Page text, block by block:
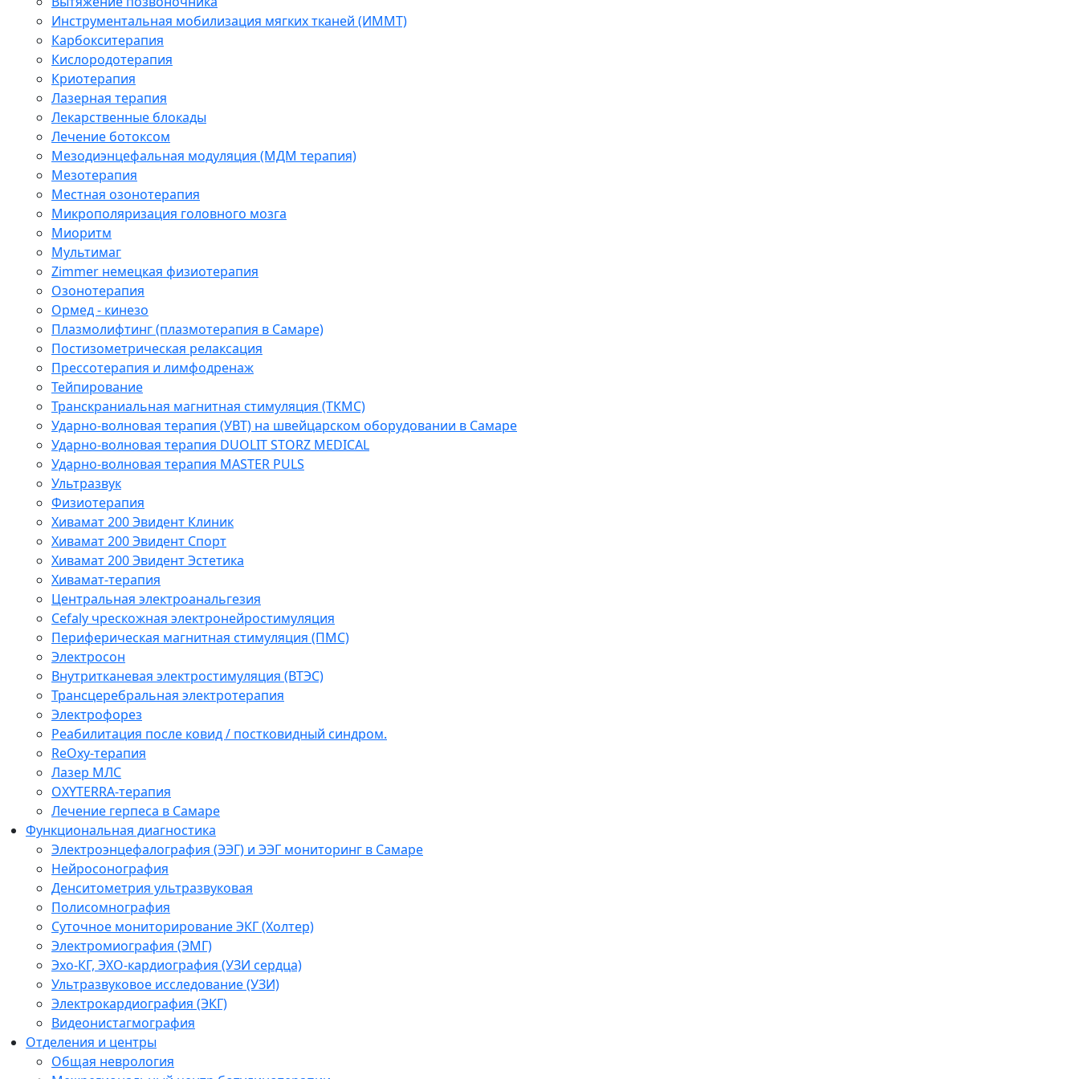
Инструментальная мобилизация мягких тканей (ИММТ)
Карбокситерапия
Кислородотерапия
Криотерапия
Лазерная терапия
Лекарственные блокады
Лечение ботоксом
Мезодиэнцефальная модуляция (МДМ терапия)
Мезотерапия
Местная озонотерапия
Микрополяризация головного мозга
Миоритм
Мультимаг
Zimmer немецкая физиотерапия
Озонотерапия
Ормед - кинезо
Плазмолифтинг (плазмотерапия в Самаре)
Постизометрическая релаксация
Прессотерапия и лимфодренаж
Тейпирование
Транскраниальная магнитная стимуляция (ТКМС)
Ударно-волновая терапия (УВТ) на швейцарском оборудовании в Самаре
Ударно-волновая терапия DUOLIT STORZ MEDICAL
Ударно-волновая терапия MASTER PULS
Ультразвук
Физиотерапия
Хивамат 200 Эвидент Клиник
Хивамат 200 Эвидент Спорт
Хивамат 200 Эвидент Эстетика
Хивамат-терапия
Центральная электроанальгезия
Cefaly чреcкожная электронейростимуляция
Периферическая магнитная стимуляция (ПМС)
Электросон
Внутритканевая электростимуляция (ВТЭС)
Трансцеребральная электротерапия
Электрофорез
Реабилитация после ковид / постковидный синдром.
ReOxy-терапия
Лазер МЛС
OXYTERRA-терапия
Лечение герпеса в Самаре
Функциональная диагностика
Электроэнцефалография (ЭЭГ) и ЭЭГ мониторинг в Самаре
Нейросонография
Денситометрия ультразвуковая
Полисомнография
Суточное мониторирование ЭКГ (Холтер)
Электромиография (ЭМГ)
Эхо-КГ, ЭХО-кардиография (УЗИ сердца)
Ультразвуковое исследование (УЗИ)
Электрокардиография (ЭКГ)
Видеонистагмография
Отделения и центры
Общая неврология